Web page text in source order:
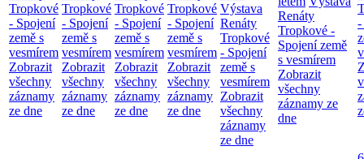
Tropkové
- Spojení
země s
vesmírem
Zobrazit
všechny
záznamy
ze dne
Tropkové
- Spojení
země s
vesmírem
Zobrazit
všechny
záznamy
ze dne
Tropkové
- Spojení
země s
vesmírem
Zobrazit
všechny
záznamy
ze dne
Tropkové
- Spojení
země s
vesmírem
Zobrazit
všechny
záznamy
ze dne
Výstava
Renáty
Tropkové
- Spojení
země s
vesmírem
Zobrazit
všechny
záznamy
ze dne
Renáty
Tropkové -
Spojení země
s vesmírem
Zobrazit
všechny
záznamy ze
dne
-